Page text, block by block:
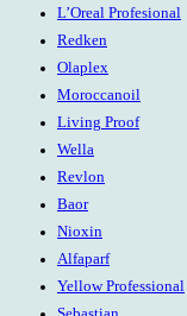
L’Oreal Profesional
Redken
Olaplex
Moroccanoil
Living Proof
Wella
Revlon
Baor
Nioxin
Alfaparf
Yellow Professional